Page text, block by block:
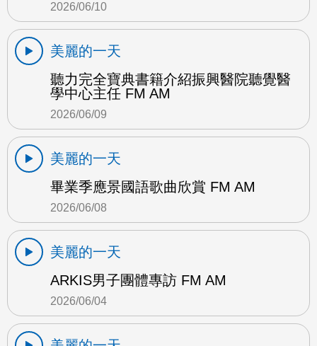
2026/06/10
美麗的一天
聽力完全寶典書籍介紹振興醫院聽覺醫
學中心主任 FM AM
2026/06/09
美麗的一天
畢業季應景國語歌曲欣賞 FM AM
2026/06/08
美麗的一天
ARKIS男子團體專訪 FM AM
2026/06/04